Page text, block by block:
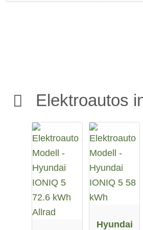
Elektroautos
Hyundai